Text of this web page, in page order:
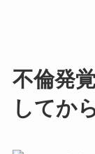
不倫発
してか